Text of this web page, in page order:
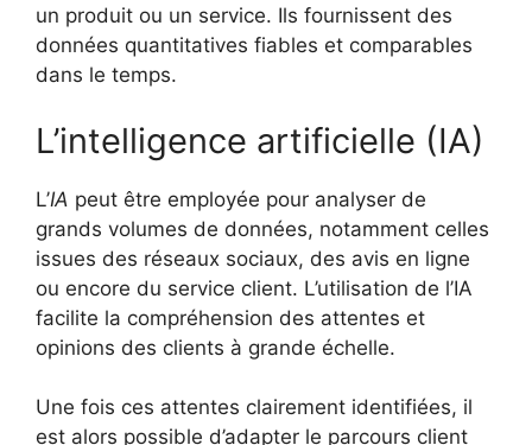
un produit ou un service. Ils fournissent des
données quantitatives fiables et comparables
dans le temps.
L’intelligence artificielle (IA)
L’IA peut être employée pour analyser de
grands volumes de données, notamment celles
issues des réseaux sociaux, des avis en ligne
ou encore du service client. L’utilisation de l’IA
facilite la compréhension des attentes et
opinions des clients à grande échelle.
Une fois ces attentes clairement identifiées, il
est alors possible d’adapter le parcours client